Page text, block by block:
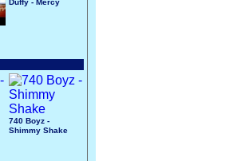
Duffy - Mercy
740 Boyz -
Shimmy Shake